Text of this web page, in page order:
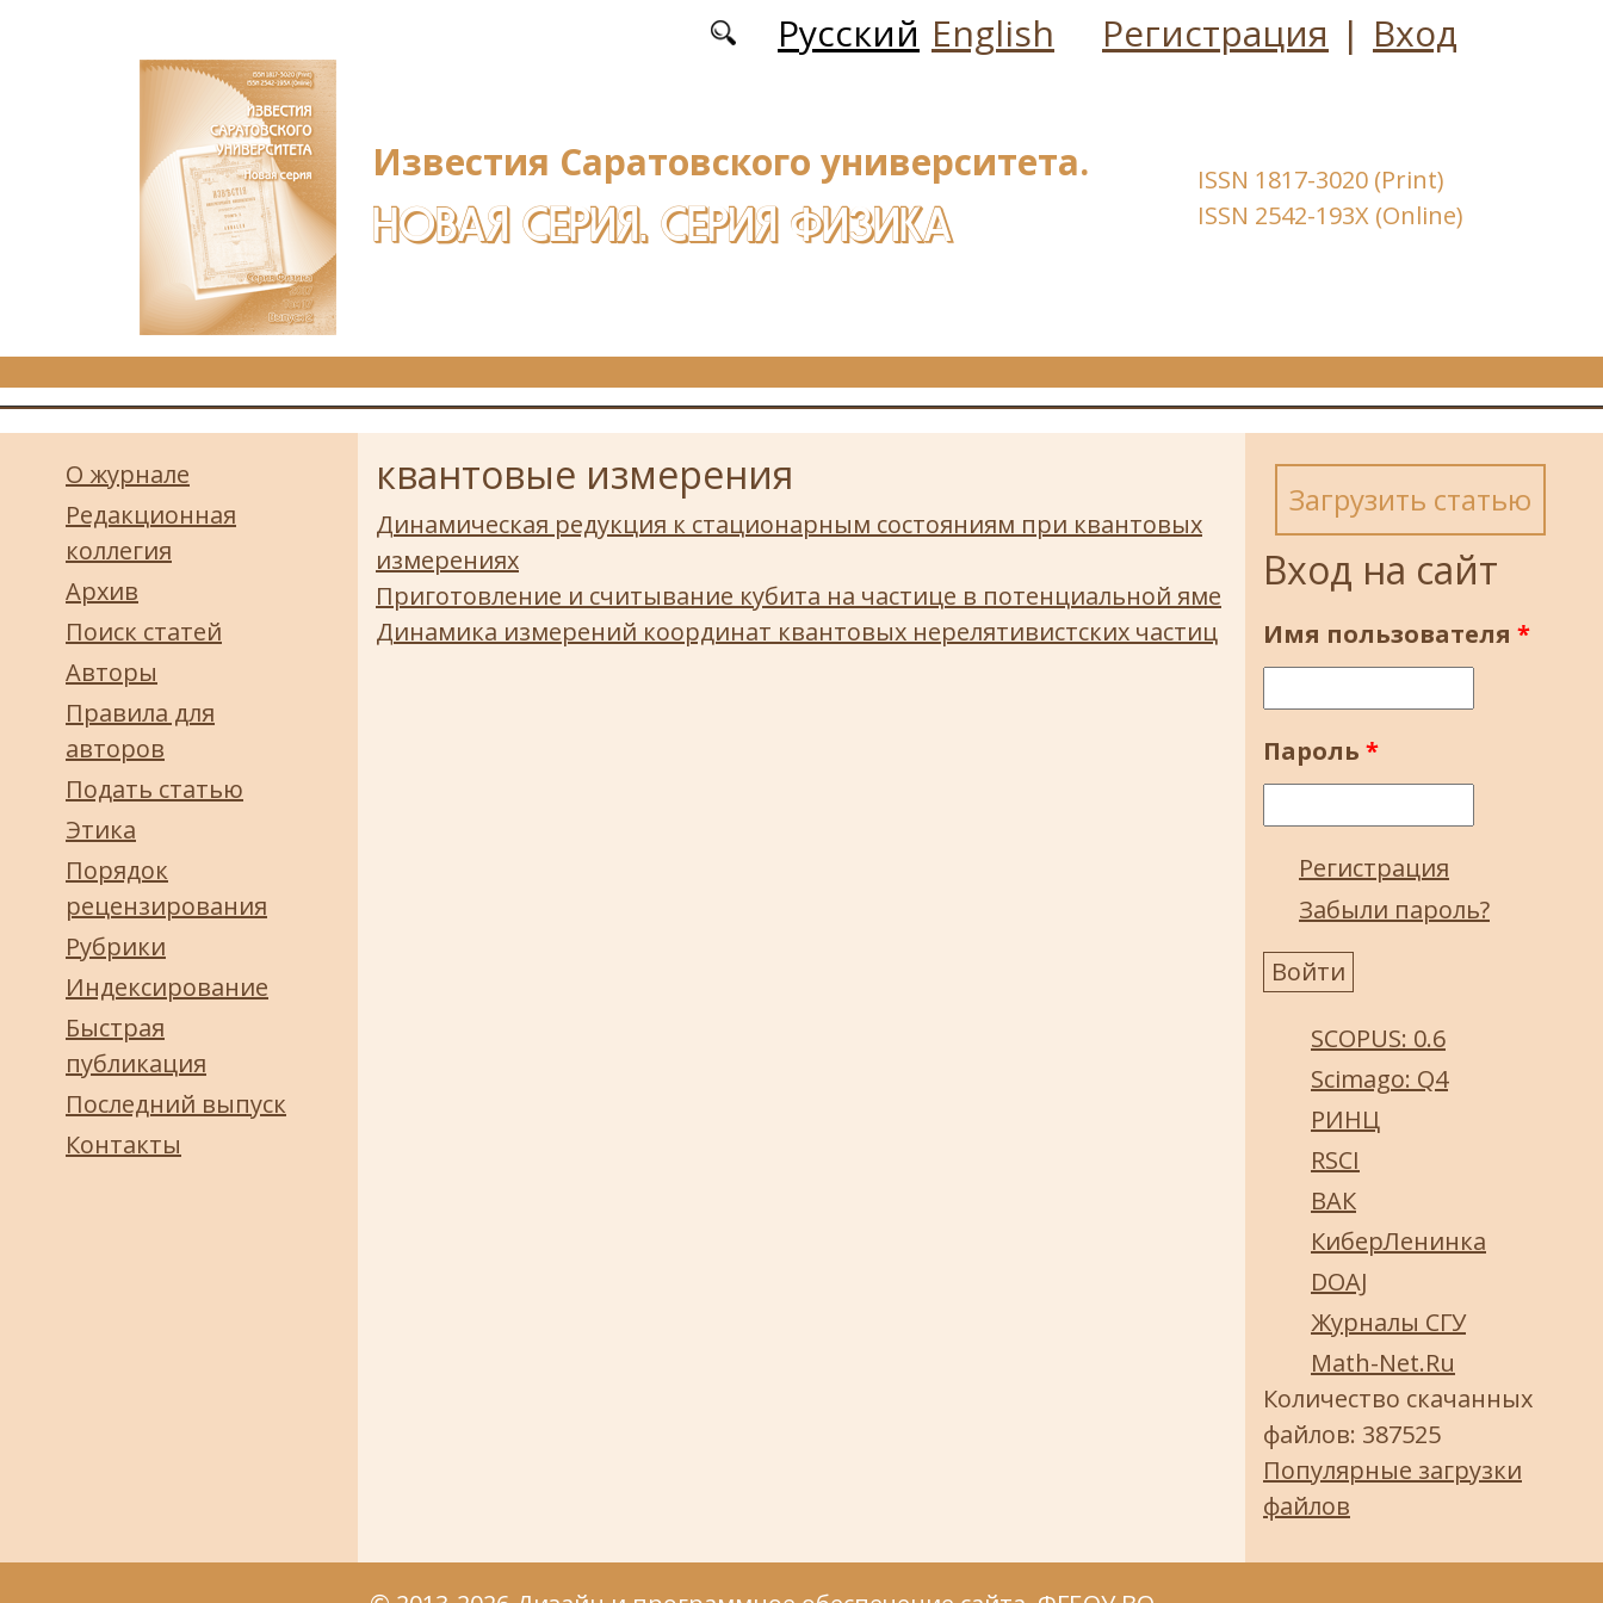
Русский English Регистрация | Вход
Известия Саратовского университета.
НОВАЯ СЕРИЯ. СЕРИЯ ФИЗИКА
ISSN 1817-3020 (Print)
ISSN 2542-193X (Online)
О журнале
Редакционная
коллегия
Архив
Поиск статей
Авторы
Правила для
авторов
Подать статью
Этика
Порядок
рецензирования
Рубрики
Индексирование
Быстрая
публикация
Последний выпуск
Контакты
квантовые измерения
Динамическая редукция к стационарным состояниям при квантовых
измерениях
Приготовление и считывание кубита на частице в потенциальной яме
Динамика измерений координат квантовых нерелятивистских частиц
Загрузить статью
Вход на сайт
Имя пользователя *
Пароль *
Регистрация
Забыли пароль?
SCOPUS: 0.6
Scimago: Q4
РИНЦ
RSCI
ВАК
КиберЛенинка
DOAJ
Журналы СГУ
Math-Net.Ru
Количество скачанных
файлов: 387525
Популярные загрузки
файлов